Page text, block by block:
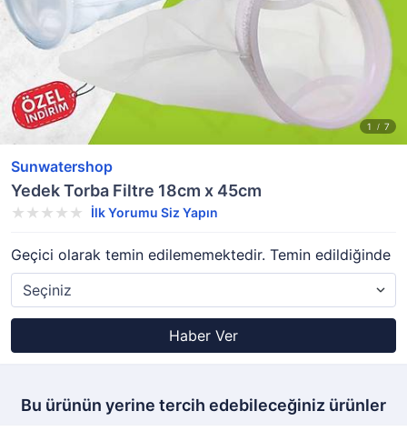
Sunwatershop
Yedek Torba Filtre 18cm x 45cm
İlk Yorumu Siz Yapın
Geçici olarak temin edilememektedir. Temin edildiğinde
Haber Ver
Bu ürünün yerine tercih edebileceğiniz ürünler